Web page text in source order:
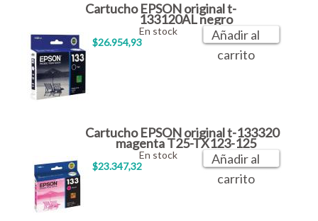
Cartucho EPSON original t-
133120AL negro
$26.954,93
En stock
Añadir al
carrito
Cartucho EPSON original t-133320
magenta T25-TX123-125
$23.347,32
En stock
Añadir al
carrito